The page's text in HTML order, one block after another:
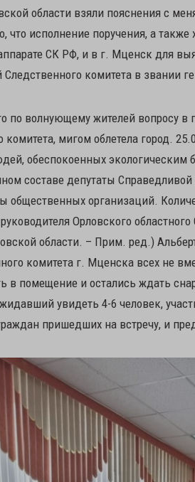
области взяли пояснения с
что исполнение поручения, а
СК РФ, и в г. Мценск для
Следственного комитета в звании
по волнующему жителей вопросу
комитета, мигом облетела город.
обеспокоенных экологическим
составе депутаты
общественных организаций.
Орловского
области. – Прим. ред.)
комитета г. Мценска всех не
в помещение и остались ждать
увидеть 4-6 человек,
пришедших на встречу, и